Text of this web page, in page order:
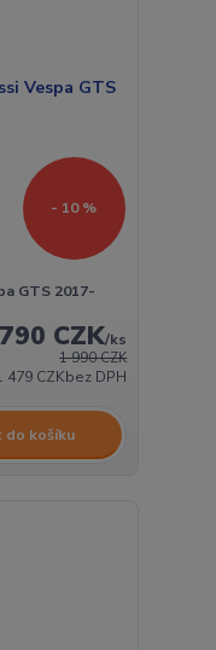
- 10 %
GTS 2017-
1 990 CZK
CZK/ks
479 CZKbez DPH
do košíku